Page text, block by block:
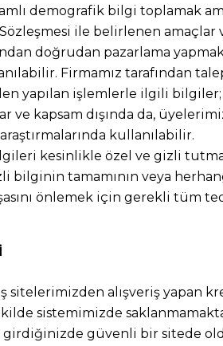
demografik bilgi toplamak
ile belirlenen
doğrudan pazarlama
Firmamız tarafından
yapılan işlemlerle ilgili
ve kapsam dışında da,
kullanılabilir.
kesinlikle özel ve gizli
bilginin tamamının veya
önlemek için gerekli tüm
sitelerimizden alışveriş
sistemimizde
girdiğinizde güvenli bir sitede